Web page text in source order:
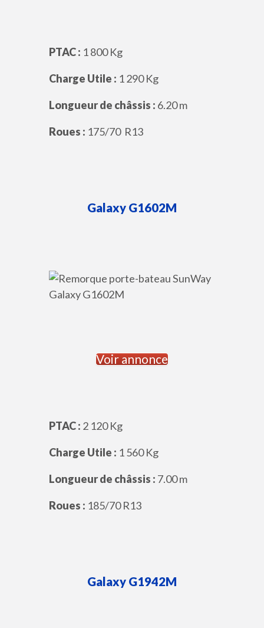
PTAC : 1 800 Kg
Charge Utile : 1 290 Kg
Longueur de châssis : 6.20 m
Roues : 175/70 R13
Galaxy G1602M
Voir annonce
PTAC : 2 120 Kg
Charge Utile : 1 560 Kg
Longueur de châssis : 7.00 m
Roues : 185/70 R13
Galaxy G1942M